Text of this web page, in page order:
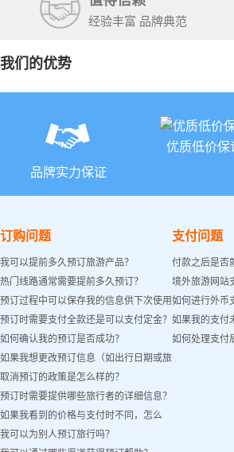
经验丰富 品牌典范
我们的优势
品牌实力保证
优质低价保
订购问题
我可以提前多久预订旅游产品？
热门线路通常需要提前多久预订？
预订过程中可以保存我的信息供下次使用
吗？
预订时需要支付全款还是可以支付定金？
如何确认我的预订是否成功？
如果我想更改预订信息（如出行日期或旅
客姓名）怎么办？
取消预订的政策是怎么样的？
预订时需要提供哪些旅行者的详细信息？
如果我看到的价格与支付时不同，怎么
办？
我可以为别人预订旅行吗？
支付问题
付款之后是否
境外旅游网站
如何进行外币
如果我的支付
如何处理支付